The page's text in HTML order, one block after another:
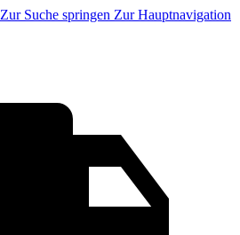
Zur Suche springen Zur Hauptnavigation